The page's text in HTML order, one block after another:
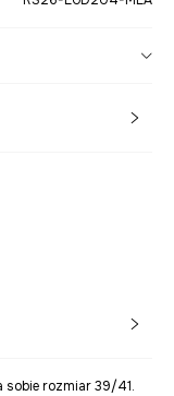
sobie rozmiar 39/41.